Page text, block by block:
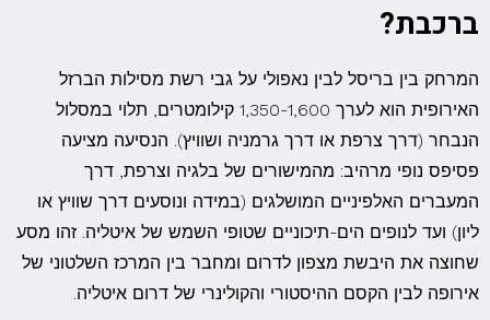
ברכבת?
המרחק בין בריסל לבין נאפולי על גבי רשת מסילות הברזל
האירופית הוא לערך 1,350-1,600 קילומטרים, תלוי במסלול
הנבחר (דרך צרפת או דרך גרמניה ושוויץ). הנסיעה מציעה
פסיפס נופי מרהיב: מהמישורים של בלגיה וצרפת, דרך
המעברים האלפיניים המושלגים (במידה ונוסעים דרך שוויץ או
ליון) ועד לנופים הים-תיכוניים שטופי השמש של איטליה. זהו מסע
שחוצה את היבשת מצפון לדרום ומחבר בין המרכז השלטוני של
אירופה לבין הקסם ההיסטורי והקולינרי של דרום איטליה.